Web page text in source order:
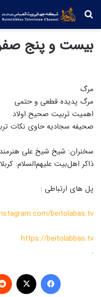
جستجو
بیست و پنج صفر 1404 |
مرگ
مرگ پدیده قطعی و حتمی
اهمیت تربیت صحیح اولاد
صحیفه سجادیه حاوی نکات
سخنران: شیخ شیخ علی هنرمند
ذاکر اهل‌بیت علیهم‌السلام:
پل های ارتباطی :
beitolabas.tv
https://beitolabbas.tv
.
فیس بوک